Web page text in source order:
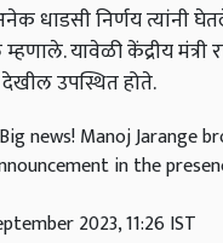
धाडसी निर्णय त्यांनी
यावेळी केंद्रीय मंत्री
देखील उपस्थित होते.
Big news! Manoj Jarange
in the
2023, 11:26 IST